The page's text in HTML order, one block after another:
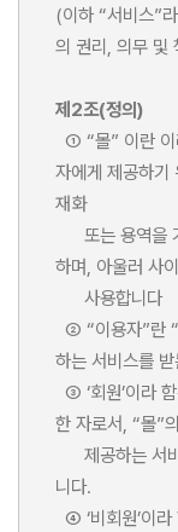
(이하 “서비스”
의 권리, 의무 및
제2조(정의)
① “몰” 이란 이
자에게 제공하기
재화
또는 용역을
하며, 아울러 사
사용합니다
② “이용자”란
하는 서비스를
③ ‘회원’이라
한 자로서, “몰”
제공하는 서비
니다.
④ ‘비회원’이